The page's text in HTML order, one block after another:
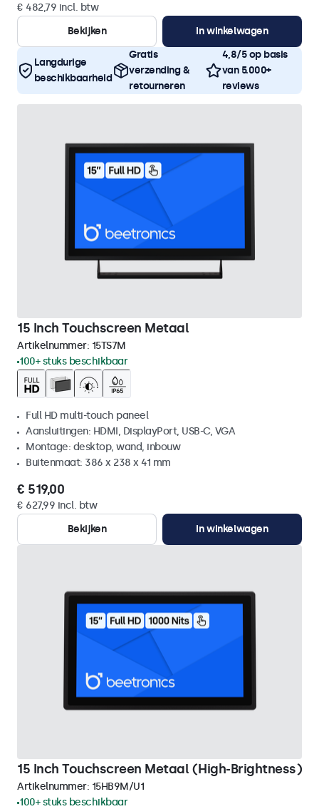
€ 482,79 incl. btw
Bekijken
In winkelwagen
Langdurige
beschikbaarheid
Gratis
verzending &
retourneren
4,8/5 op basis
van 5.000+
reviews
15 Inch Touchscreen Metaal
Artikelnummer: 15TS7M
100+ stuks beschikbaar
Full HD multi-touch paneel
Aansluitingen: HDMI, DisplayPort, USB-C, VGA
Montage: desktop, wand, inbouw
Buitenmaat: 386 x 238 x 41 mm
€ 519,00
€ 627,99 incl. btw
Bekijken
In winkelwagen
15 Inch Touchscreen Metaal (High-Brightness)
Artikelnummer: 15HB9M/U1
100+ stuks beschikbaar